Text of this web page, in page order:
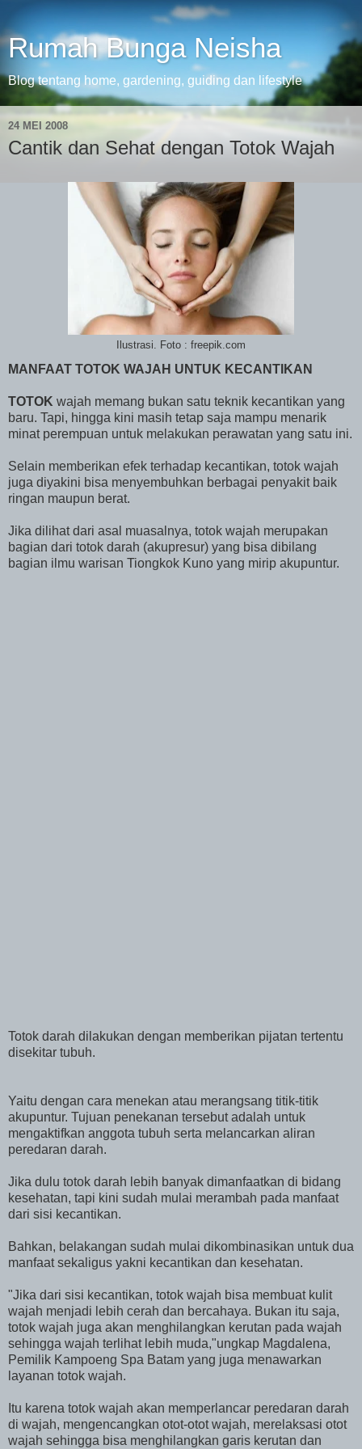
Rumah Bunga Neisha
Blog tentang home, gardening, guiding dan lifestyle
24 MEI 2008
Cantik dan Sehat dengan Totok Wajah
Ilustrasi. Foto : freepik.com
MANFAAT TOTOK WAJAH UNTUK KECANTIKAN
TOTOK wajah memang bukan satu teknik kecantikan yang
baru. Tapi, hingga kini masih tetap saja mampu menarik
minat perempuan untuk melakukan perawatan yang satu ini.
Selain memberikan efek terhadap kecantikan, totok wajah
juga diyakini bisa menyembuhkan berbagai penyakit baik
ringan maupun berat.
Jika dilihat dari asal muasalnya, totok wajah merupakan
bagian dari totok darah (akupresur) yang bisa dibilang
bagian ilmu warisan Tiongkok Kuno yang mirip akupuntur.
Totok darah dilakukan dengan memberikan pijatan tertentu
disekitar tubuh.
Yaitu dengan cara menekan atau merangsang titik-titik
akupuntur. Tujuan penekanan tersebut adalah untuk
mengaktifkan anggota tubuh serta melancarkan aliran
peredaran darah.
Jika dulu totok darah lebih banyak dimanfaatkan di bidang
kesehatan, tapi kini sudah mulai merambah pada manfaat
dari sisi kecantikan.
Bahkan, belakangan sudah mulai dikombinasikan untuk dua
manfaat sekaligus yakni kecantikan dan kesehatan.
"Jika dari sisi kecantikan, totok wajah bisa membuat kulit
wajah menjadi lebih cerah dan bercahaya. Bukan itu saja,
totok wajah juga akan menghilangkan kerutan pada wajah
sehingga wajah terlihat lebih muda,"ungkap Magdalena,
Pemilik Kampoeng Spa Batam yang juga menawarkan
layanan totok wajah.
Itu karena totok wajah akan memperlancar peredaran darah
di wajah, mengencangkan otot-otot wajah, merelaksasi otot
wajah sehingga bisa menghilangkan garis kerutan dan